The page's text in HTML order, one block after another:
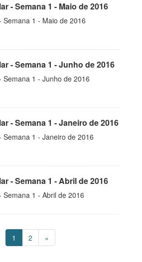
- Semana 1 - Maio de 2016
Semana 1 - Maio de 2016
- Semana 1 - Junho de 2016
Semana 1 - Junho de 2016
- Semana 1 - Janeiro de 2016
Semana 1 - Janeiro de 2016
- Semana 1 - Abril de 2016
Semana 1 - Abril de 2016
1 2 »